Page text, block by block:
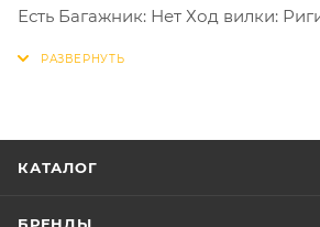
Есть Багажник: Нет Ход вилки:
КАТАЛОГ